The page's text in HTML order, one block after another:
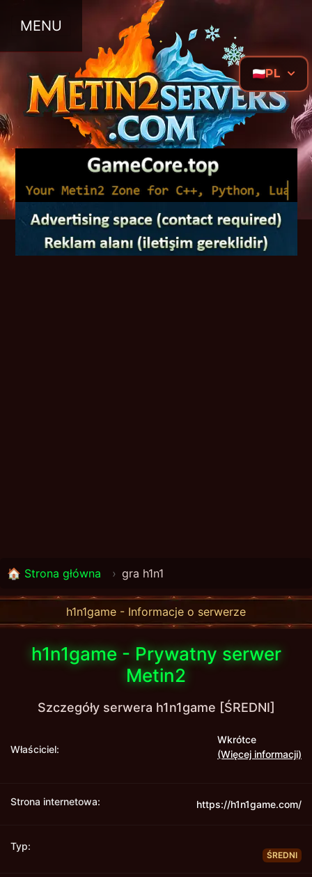
PL
MENU
🏠 Strona główna › gra h1n1
h1n1game - Informacje o serwerze
h1n1game - Prywatny serwer
Metin2
Szczegóły serwera h1n1game [ŚREDNI]
Właściciel:
Wkrótce
(Więcej informacji)
Strona internetowa: https://h1n1game.com/
Typ:
ŚREDNI